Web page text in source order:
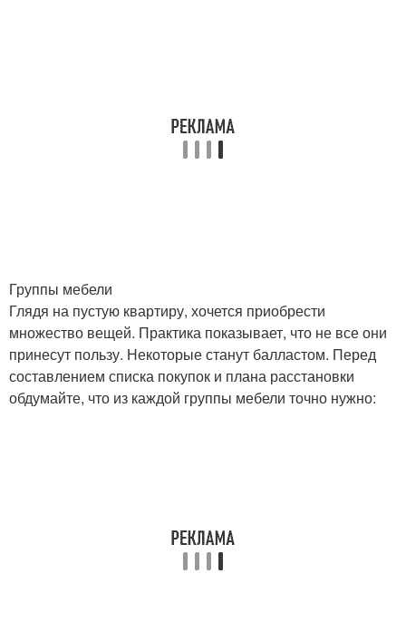
Группы мебели
Глядя на пустую квартиру, хочется приобрести
множество вещей. Практика показывает, что не все они
принесут пользу. Некоторые станут балластом. Перед
составлением списка покупок и плана расстановки
обдумайте, что из каждой группы мебели точно нужно: